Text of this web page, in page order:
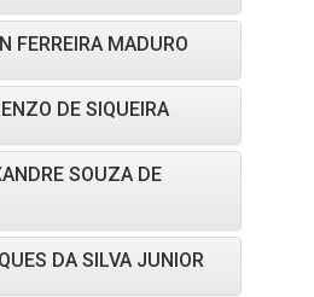
FERREIRA MADURO
DE SIQUEIRA
SOUZA DE
DA SILVA JUNIOR